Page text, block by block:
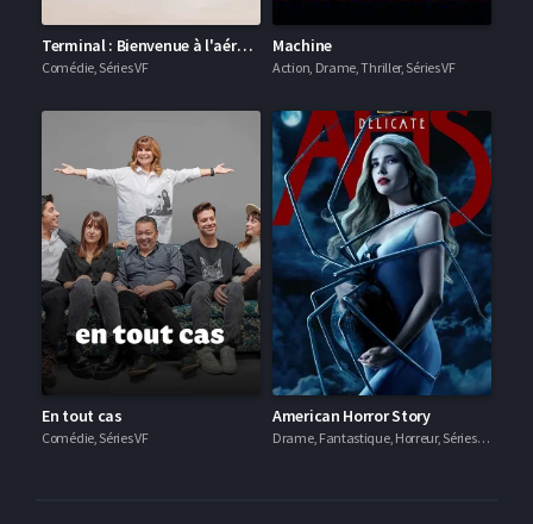
Terminal : Bienvenue à l'aéroport
Comédie, Séries VF
Machine
Action, Drame, Thriller, Séries VF
En tout cas
Comédie, Séries VF
American Horror Story
Drame, Fantastique, Horreur, Séries VF